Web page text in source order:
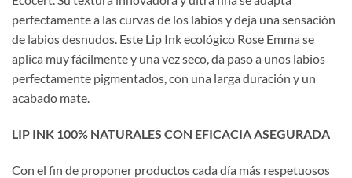
perfectamente a las curvas de los labios y deja una sensación
de labios desnudos. Este Lip Ink ecológico Rose Emma se
aplica muy fácilmente y una vez seco, da paso a unos labios
perfectamente pigmentados, con una larga duración y un
acabado mate.
LIP INK 100% NATURALES CON EFICACIA ASEGURADA
Con el fin de proponer productos cada día más respetuosos